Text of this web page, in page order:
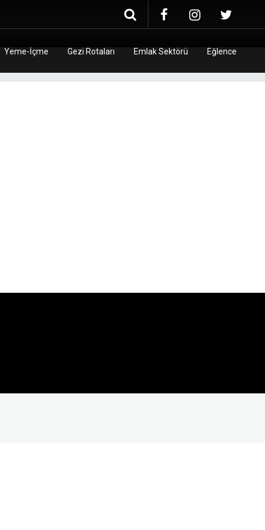
Yeme-İçme Gezi Rotaları Emlak Sektörü Eğlence